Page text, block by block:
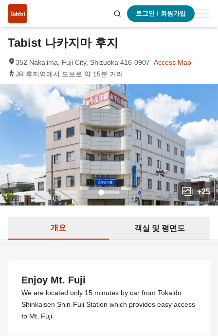
로그인 / 회원가입
+25
Tabist 나카지마 후지
352 Nakajima, Fuji City, Shizuoka 416-0907 Access Map
JR 후지역에서 도보로 약 15분 거리
개요 객실 및 평면도
Enjoy Mt. Fuji
We are located only 15 minutes by car from Tokaido
Shinkaisen Shin-Fuji Station which provides easy access
to Mt. Fuji.